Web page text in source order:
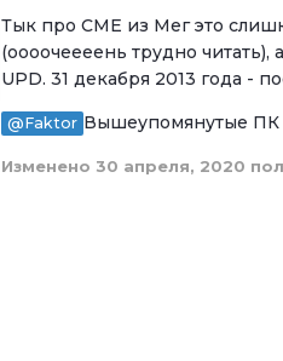
Тык про СМЕ из Мег это
(оооочеееень трудно читать),
UPD. 31 декабря 2013 года -
@Faktor Вышеупомянутые ПК
Изменено 30 апреля, 2020